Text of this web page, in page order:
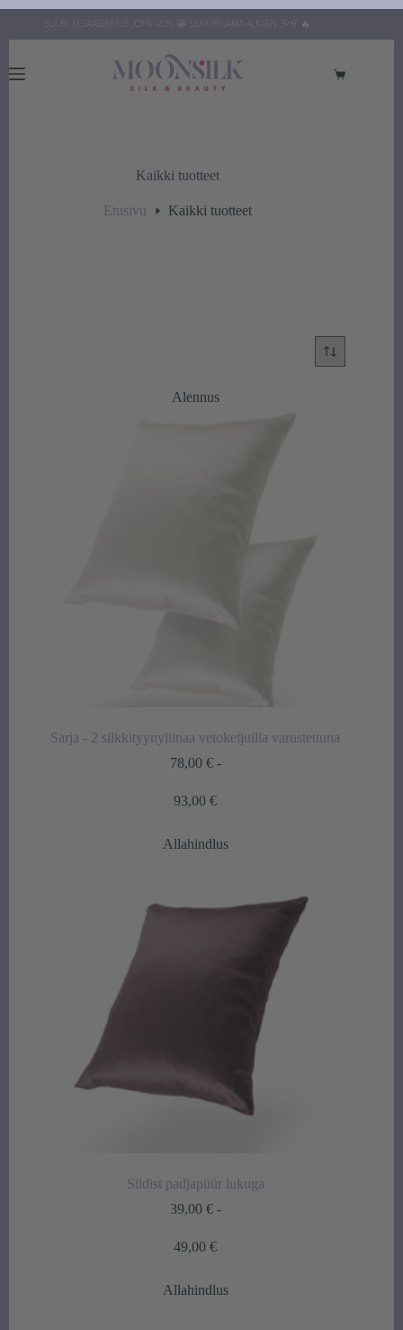
SUURI KESÄALENNUS JOPA -43% 🤩 SILKKIPYJAMA ALKAEN 39 € 🔥
Ostoskori
Kaikki tuotteet
Etusivu Kaikki tuotteet
Alennus
Sarja - 2 silkkityynyliinaa vetoketjuilla varustettuna
78,00 € -
93,00€Hintaluokka:
93,00 €
Allahindlus
Siidist padjapüür lukuga
39,00 € -
49,00€Hintaluokka:
49,00 €
Allahindlus